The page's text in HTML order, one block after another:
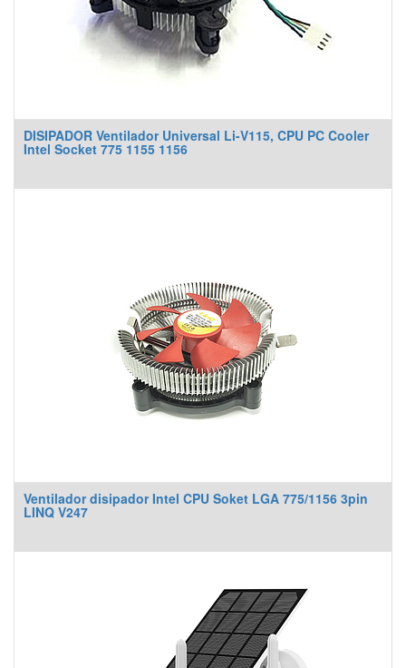
DISIPADOR Ventilador Universal Li-V115, CPU PC Cooler
Intel Socket 775 1155 1156
Ventilador disipador Intel CPU Soket LGA 775/1156 3pin
LINQ V247